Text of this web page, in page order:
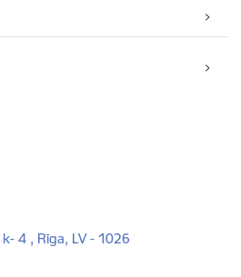
4 , Rīga, LV - 1026